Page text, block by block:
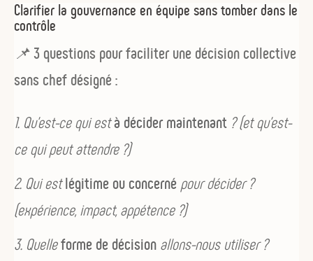
Clarifier la gouvernance en équipe sans tomber dans le
contrôle
📌3 questions pour faciliter une décision collective
sans chef désigné :
Qu’est-ce qui està décider maintenant ? (et qu’est-
ce qui peut attendre ?)
Qui estlégitime ou concerné pour décider ?
(expérience, impact, appétence ?)
Quelleforme de décision allons-nous utiliser ?